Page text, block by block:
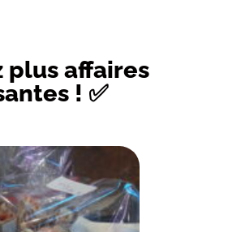
plus affaires
! ✅